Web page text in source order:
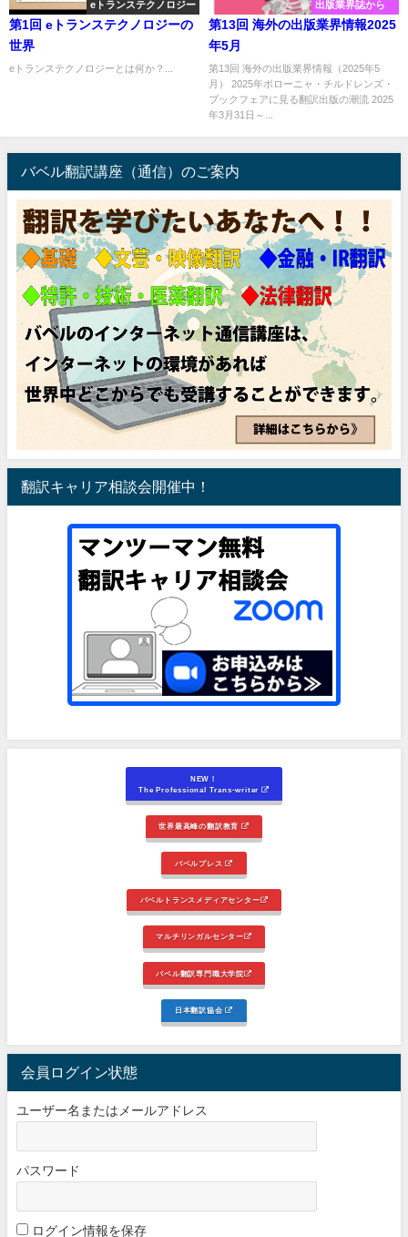
eトランステクノロジー
第1回 eトランステクノロジーの
世界
eトランステクノロジーとは何か？...
出版業界誌から
第13回 海外の出版業界情報2025
年5月
第13回 海外の出版業界情報（2025年5
月） 2025年ボローニャ・チルドレンズ・
ブックフェアに見る翻訳出版の潮流 2025
年3月31日～...
バベル翻訳講座（通信）のご案内
翻訳キャリア相談会開催中！
NEW！
The Professional Trans-writer
世界最高峰の翻訳教育
バベルプレス
バベルトランスメディアセンター
マルチリンガルセンター
バベル翻訳専門職大学院
日本翻訳協会
会員ログイン状態
ユーザー名またはメールアドレス
パスワード
ログイン情報を保存